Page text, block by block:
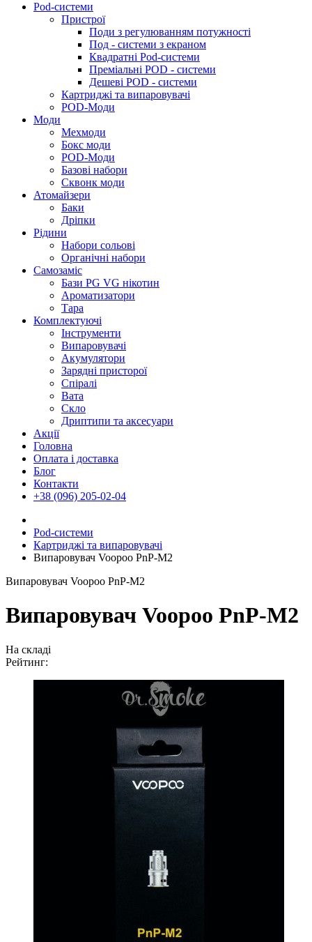
Pod-системи
Пристрої
Поди з регулюванням потужності
Под - системи з екраном
Квадратні Pod-системи
Преміальні POD - системи
Дешеві POD - системи
Картриджі та випаровувачі
POD-Моди
Моди
Мехмоди
Бокс моди
POD-Моди
Базові набори
Сквонк моди
Атомайзери
Баки
Дріпки
Рідини
Набори сольові
Органічні набори
Самозаміс
Бази PG VG нікотин
Ароматизатори
Тара
Комплектуючі
Інструменти
Випаровувачі
Акумулятори
Зарядні присторої
Спіралі
Вата
Скло
Дриптипи та аксесуари
Акції
Головна
Оплата і доставка
Блог
Контакти
+38 (096) 205-02-04
Pod-системи
Картриджі та випаровувачі
Випаровувач Voopoo PnP-M2
Випаровувач Voopoo PnP-M2
Випаровувач Voopoo PnP-M2
На складі
Рейтинг: